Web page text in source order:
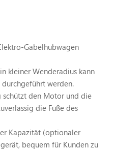
Gabelhubwagen
kleiner Wenderadius kann
werden.
den Motor und die
die Füße des
Kapazität (optionaler
bequem für Kunden zu